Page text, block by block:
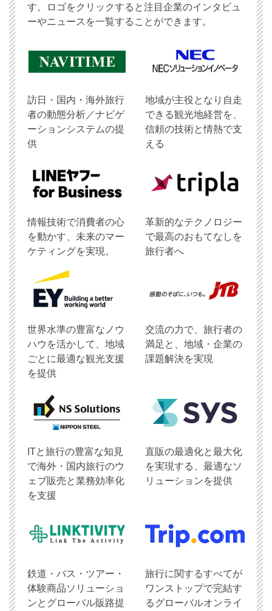
す。ロゴをクリックすると注目企業のインタビュ
ーやニュースを一覧することができます。
訪日・国内・海外旅行
者の動態分析／ナビゲ
ーションシステムの提
供
地域が主役となり自走
できる観光地経営を、
信頼の技術と情熱で支
える
情報技術で消費者の心
を動かす、未来のマー
ケティングを実現。
革新的なテクノロジー
で最高のおもてなしを
旅行者へ
世界水準の豊富なノウ
ハウを活かして、地域
ごとに最適な観光支援
を提供
交流の力で、旅行者の
満足と、地域・企業の
課題解決を実現
ITと旅行の豊富な知見
で海外・国内旅行のウ
ェブ販売と業務効率化
を支援
直販の最適化と最大化
を実現する、最適なソ
リューションを提供
鉄道・バス・ツアー・
体験商品ソリューショ
ンとグローバル販路提
旅行に関するすべてが
ワンストップで完結す
るグローバルオンライ